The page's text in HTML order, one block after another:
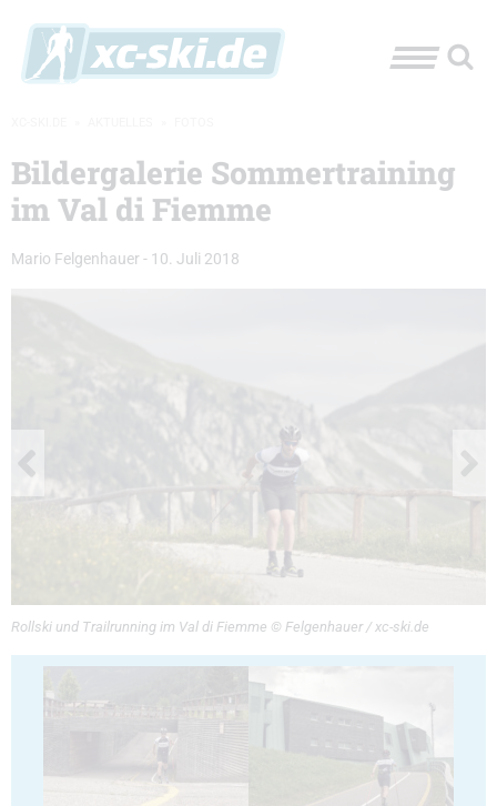
Bildergalerie Sommertraining
im Val di Fiemme
Mario Felgenhauer - 10. Juli 2018
Rollski und Trailrunning im Val di Fiemme © Felgenhauer / xc-ski.de